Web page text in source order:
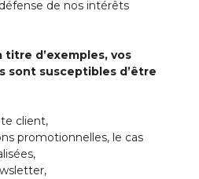
de nos intérêts
d’exemples, vos
sont susceptibles d’être
client,
promotionnelles, le cas